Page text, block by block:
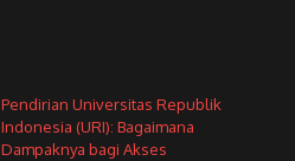
Pendirian Universitas Republik
Indonesia (URI): Bagaimana
Dampaknya bagi Akses